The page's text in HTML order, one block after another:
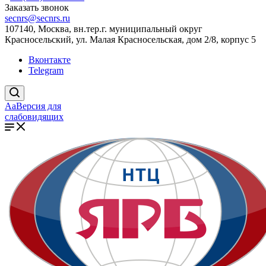
Заказать звонок
secnrs@secnrs.ru
107140, Москва, вн.тер.г. муниципальный округ
Красносельский, ул. Малая Красносельская, дом 2/8, корпус 5
Вконтакте
Telegram
AaВерсия для
слабовидящих